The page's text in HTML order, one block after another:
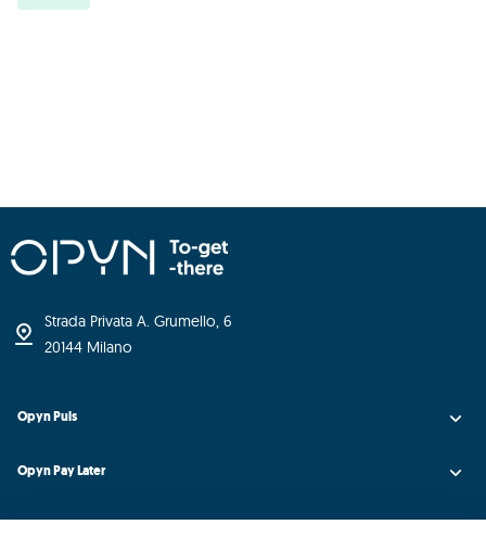
Strada Privata A. Grumello, 6
20144 Milano
Opyn Puls
Opyn Pay Later
Opyn Universe